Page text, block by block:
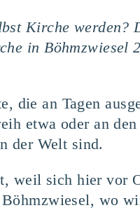
Kirche werden?
in Böhmzwiesel
die an Tagen
etwa oder an den
der Welt sind.
weil sich hier vor
wo